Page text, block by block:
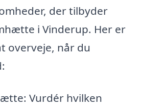
der tilbyder
i Vinderup. Her er
overveje, når du
Vurdér hvilken